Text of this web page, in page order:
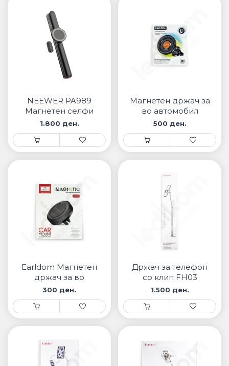
NEEWER PA989
Магнетен селфи
стик
1.800 ден.
Магнетен држач за
во автомобил
500 ден.
Earldom Магнетен
држач за во
автомобил EH43
300 ден.
Држач за телефон
со клип FH03
1.500 ден.